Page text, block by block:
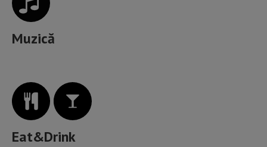
Muzică
Eat&Drink